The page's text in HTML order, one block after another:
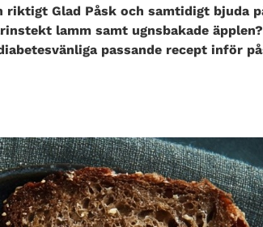
riktigt Glad Påsk och samtidigt bjuda
lamm samt ugnsbakade
passande recept inför